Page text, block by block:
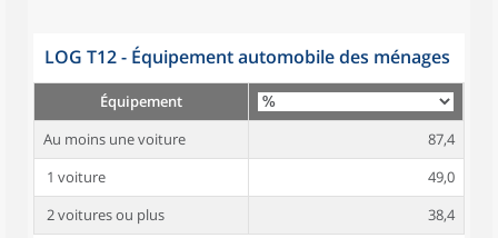
LOG T12 - Équipement automobile des ménages
Équipement
Au moins une voiture
87,4
1 voiture
49,0
2 voitures ou plus
38,4